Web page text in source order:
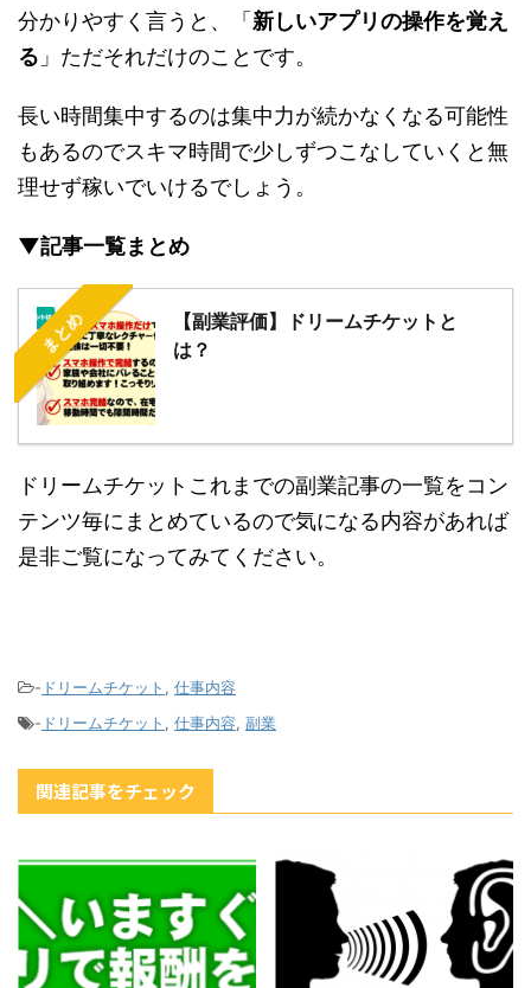
分かりやすく言うと、「 新しいアプリの操作を覚え
る 」ただそれだけのことです。
長い時間集中するのは集中力が続かなくなる可能性
もあるのでスキマ時間で少しずつこなしていくと無
理せず稼いでいけるでしょう。
▼記事一覧まとめ
まとめ
【副業評価】ドリームチケットと
は？
ドリームチケットこれまでの副業記事の一覧をコン
テンツ毎にまとめているので気になる内容があれば
是非ご覧になってみてください。
- ドリームチケット , 仕事内容
- ドリームチケット , 仕事内容, 副業
関連記事をチェック